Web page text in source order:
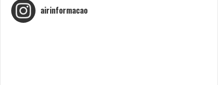
airinformacao